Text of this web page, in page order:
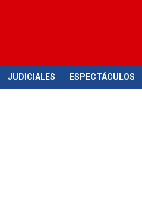
JUDICIALES ESPECTÁCULOS